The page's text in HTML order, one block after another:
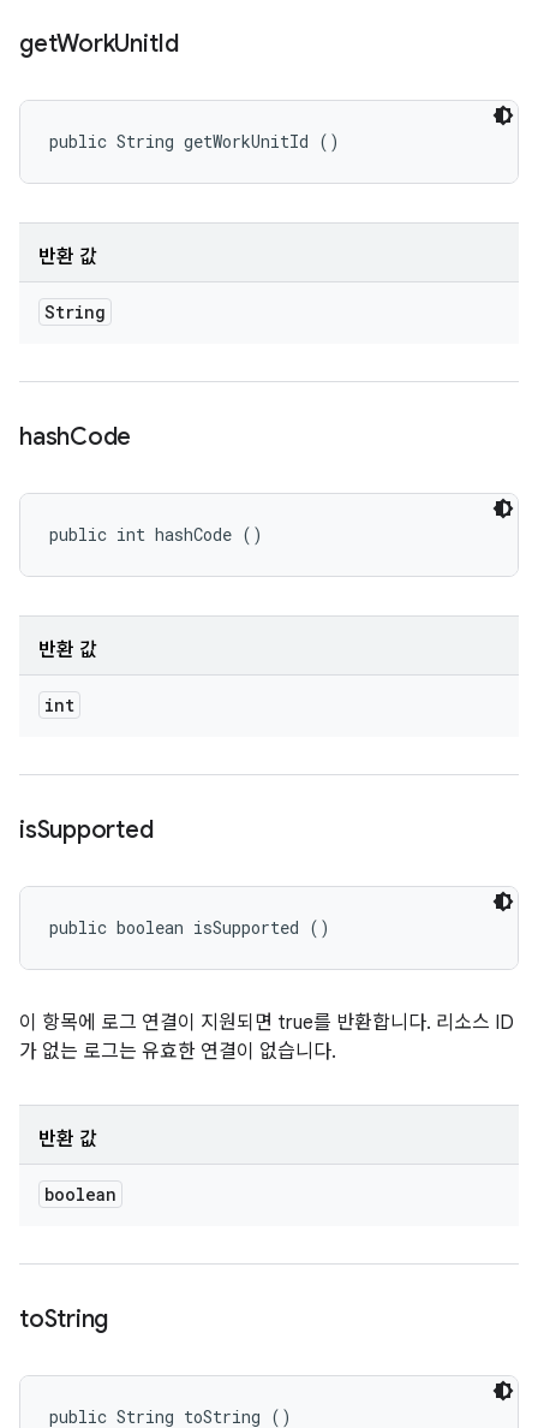
getWorkUnitId
public String getWorkUnitId ()
반환 값
String
hashCode
public int hashCode ()
반환 값
int
isSupported
public boolean isSupported ()
이 항목에 로그 연결이 지원되면 true를 반환합니다. 리소스 ID
가 없는 로그는 유효한 연결이 없습니다.
반환 값
boolean
toString
public String toString ()